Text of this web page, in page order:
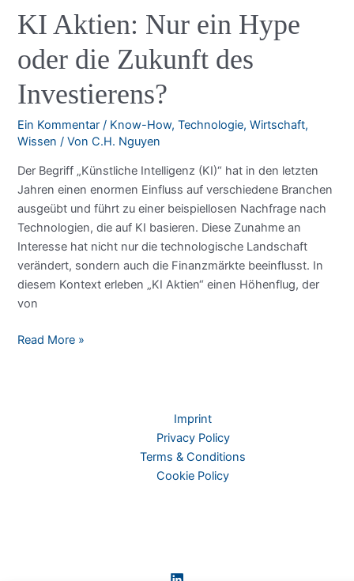
KI Aktien: Nur ein Hype
oder die Zukunft des
Investierens?
Ein Kommentar / Know-How,Technologie,Wirtschaft,
Wissen / VonC.H. Nguyen
Der Begriff „Künstliche Intelligenz (KI)“ hat in den letzten
Jahren einen enormen Einfluss auf verschiedene Branchen
ausgeübt und führt zu einer beispiellosen Nachfrage nach
Technologien, die auf KI basieren. Diese Zunahme an
Interesse hat nicht nur die technologische Landschaft
verändert, sondern auch die Finanzmärkte beeinflusst. In
diesem Kontext erleben „KI Aktien“ einen Höhenflug, der
von
KI
Read More »
Imprint
Privacy Policy
Terms & Conditions
Cookie Policy